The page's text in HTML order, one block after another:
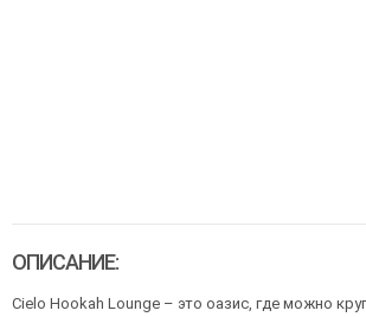
ОПИСАНИЕ:
Cielo Hookah Lounge – это оазис, где можно